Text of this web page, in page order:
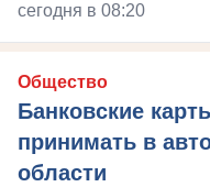
сегодня в 08:20
Общество
Банковские
принимать в
области